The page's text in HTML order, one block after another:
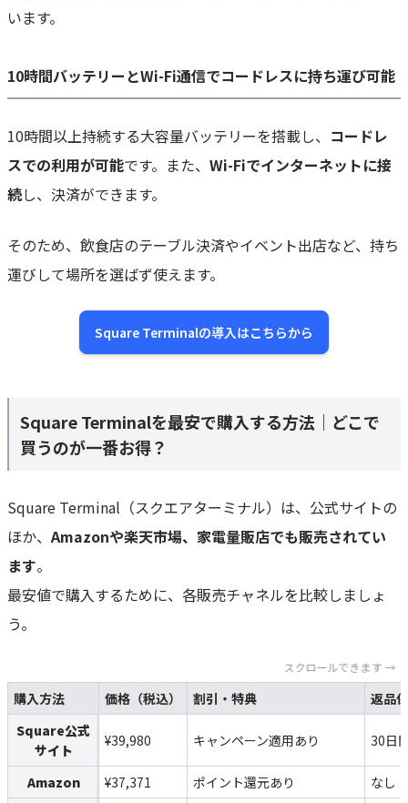
います。
10時間バッテリーとWi-Fi通信でコードレスに持ち運び可能
10時間以上持続する大容量バッテリーを搭載し、 コードレ
スでの利用が可能です。また、 Wi-Fiでインターネットに接
続し、決済ができます。
そのため、飲食店のテーブル決済やイベント出店など、持ち
運びして場所を選ばず使えます。
Square Terminalの導入はこちらから
Square Terminalを最安で購入する方法｜どこで
買うのが一番お得？
Square Terminal（スクエアターミナル）は、公式サイトの
ほか、 Amazonや楽天市場、家電量販店でも販売されてい
ます。
最安値で購入するために、各販売チャネルを比較しましょ
う。
スクロールできます →
購入方法 価格（税込） 割引・特典
返品
Square公式
サイト
¥39,980 キャンペーン適用あり 30日
Amazon ¥37,371 ポイント還元あり
なし